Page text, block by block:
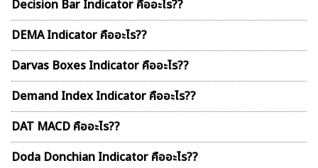
Decision Bar Indicator คืออะไร??
DEMA Indicator คืออะไร??
Darvas Boxes Indicator คืออะไร??
Demand Index Indicator คืออะไร??
DAT MACD คืออะไร??
Doda Donchian Indicator คืออะไร??